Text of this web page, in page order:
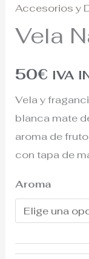
Accesorios y
Vela
50€ IVA
Vela y
blanca mate
aroma de
con tapa de
Aroma